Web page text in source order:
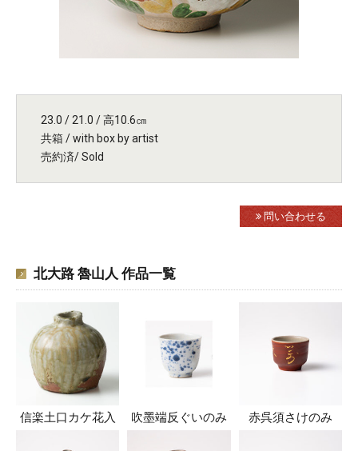
23.0 / 21.0 / 高10.6㎝
共箱 / with box by artist
売約済/ Sold
問い合わせる
北大路 魯山人 作品一覧
信楽土口カケ花入 吹墨端反ぐいのみ 赤呉須さけのみ